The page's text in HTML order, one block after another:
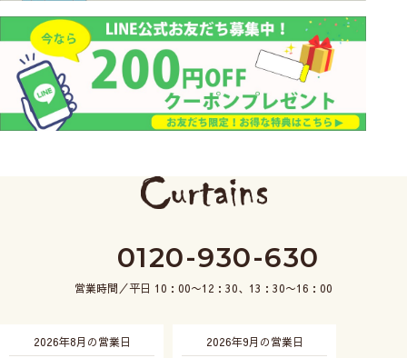
0120-930-630
営業時間／平日 10：00〜12：30、13：30〜16：00
2026年8月の営業日 2026年9月の営業日